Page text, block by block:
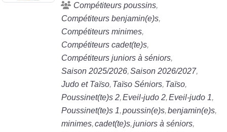
Compétiteurs poussins
Compétiteurs benjamin(e)s
Compétiteurs minimes
Compétiteurs cadet(te)s
Compétiteurs juniors à séniors
Saison 2025/2026 Saison 2026/2027
Judo et Taïso Taïso Séniors Taïso
Poussinet(te)s 2 Eveil-judo 2 Eveil-judo 1
Poussinet(te)s 1 poussin(e)s benjamin(e)s
minimes cadet(te)s juniors à séniors